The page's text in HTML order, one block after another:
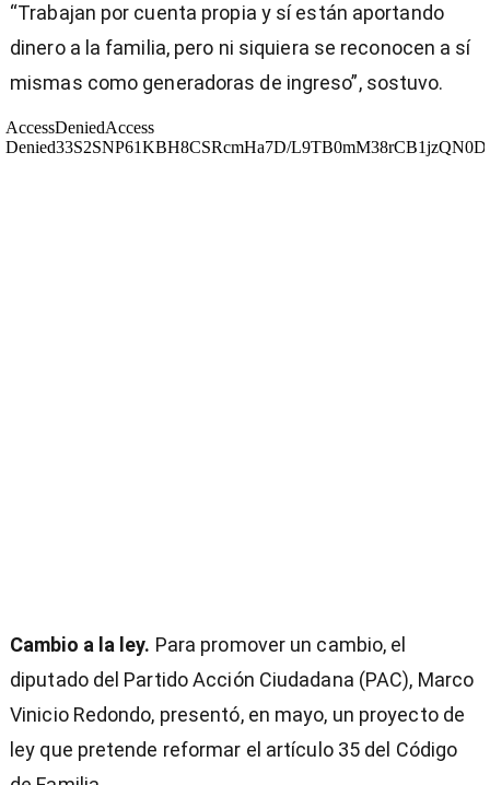
“Trabajan por cuenta propia y sí están aportando
dinero a la familia, pero ni siquiera se reconocen a sí
mismas como generadoras de ingreso”, sostuvo.
Cambio a la ley. Para promover un cambio, el
diputado del Partido Acción Ciudadana (PAC), Marco
Vinicio Redondo, presentó, en mayo, un proyecto de
ley que pretende reformar el artículo 35 del Código